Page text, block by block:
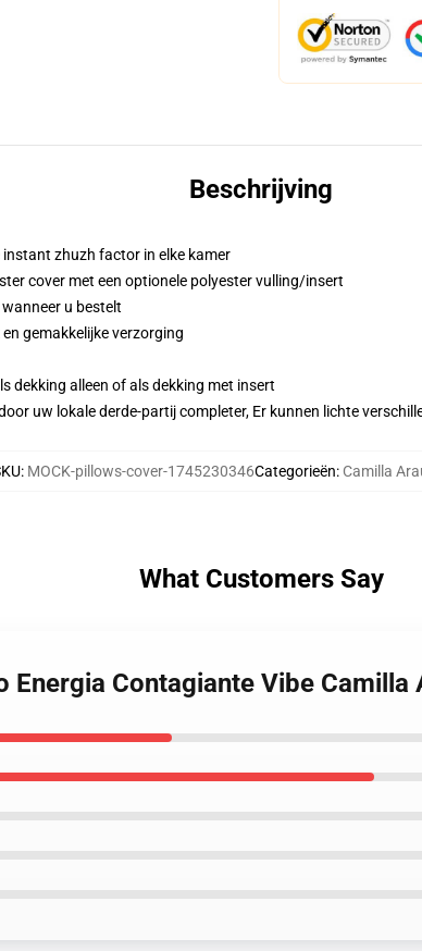
Beschrijving
zhuzh factor in elke kamer
cover met een optionele polyester vulling/insert
u bestelt
gemakkelijke verzorging
dekking alleen of als dekking met insert
uw lokale derde-partij completer, Er kunnen lichte
: MOCK-pillows-cover-1745230346Categorieën: Camilla
What Customers Say
Contagiante Vibe Camilla